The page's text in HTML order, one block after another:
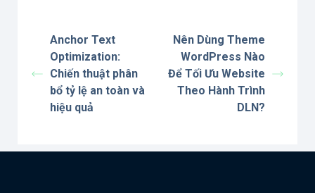
Anchor Text
Optimization:
Chiến thuật phân
bổ tỷ lệ an toàn và
hiệu quả
Nên Dùng Theme
WordPress Nào
Để Tối Ưu Website
Theo Hành Trình
DLN?